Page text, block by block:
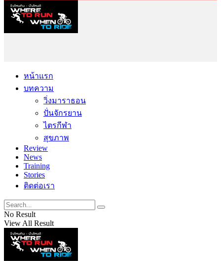
หน้าแรก
บทความ
วิ่งมาราธอน
ปั่นจักรยาน
ไตรกีฬา
สุขภาพ
Review
News
Training
Stories
ติดต่อเรา
No Result
View All Result